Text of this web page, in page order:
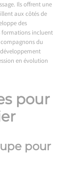
Ils offrent une
aux côtés de
des
formations incluent
du
en évolution
pour
pour